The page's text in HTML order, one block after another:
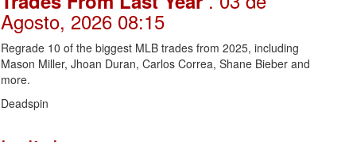
Agosto, 2026 08:15
Regrade 10 of the biggest MLB trades from 2025, including
Mason Miller, Jhoan Duran, Carlos Correa, Shane Bieber and
more.
Deadspin